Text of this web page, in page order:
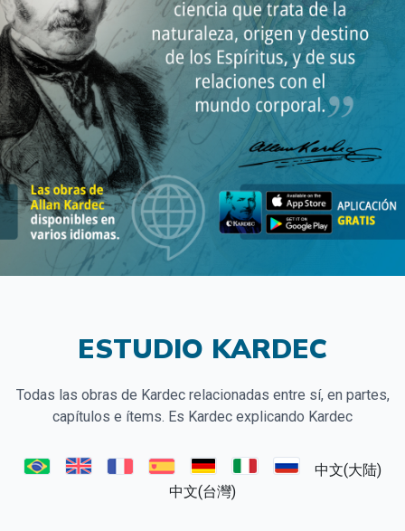
ESTUDIO KARDEC
Todas las obras de Kardec relacionadas entre sí, en partes,
capítulos e ítems. Es Kardec explicando Kardec
中文(大陆)
中文(台灣)